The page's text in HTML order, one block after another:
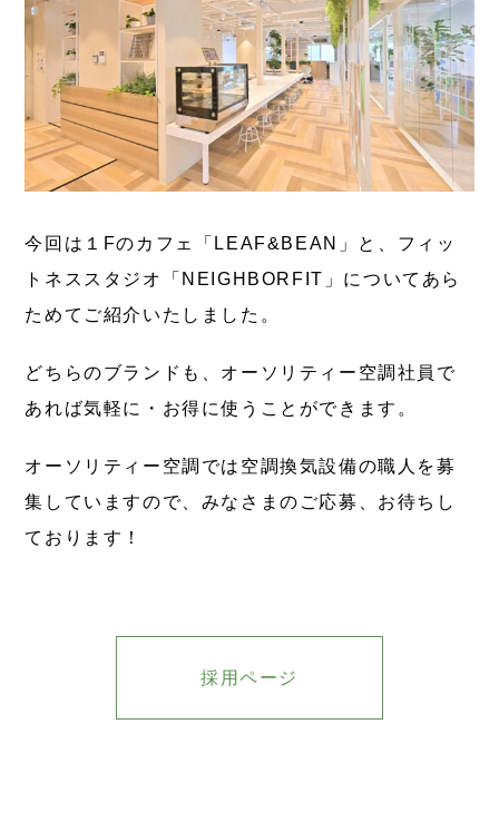
今回は１Fのカフェ「LEAF&BEAN」と、フィッ
トネススタジオ「NEIGHBORFIT」についてあら
ためてご紹介いたしました。
どちらのブランドも、オーソリティー空調社員で
あれば気軽に・お得に使うことができます。
オーソリティー空調では空調換気設備の職人を募
集していますので、みなさまのご応募、お待ちし
ております！
採用ページ